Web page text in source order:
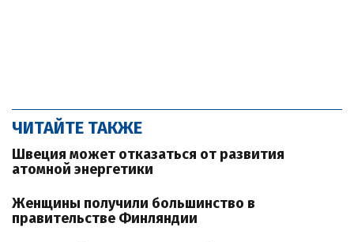
ЧИТАЙТЕ ТАКЖЕ
Швеция может отказаться от развития
атомной энергетики
Женщины получили большинство в
правительстве Финляндии